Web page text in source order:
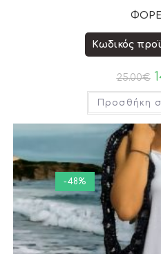
Κωδικός
25.00€
Προσθήκη
-48%